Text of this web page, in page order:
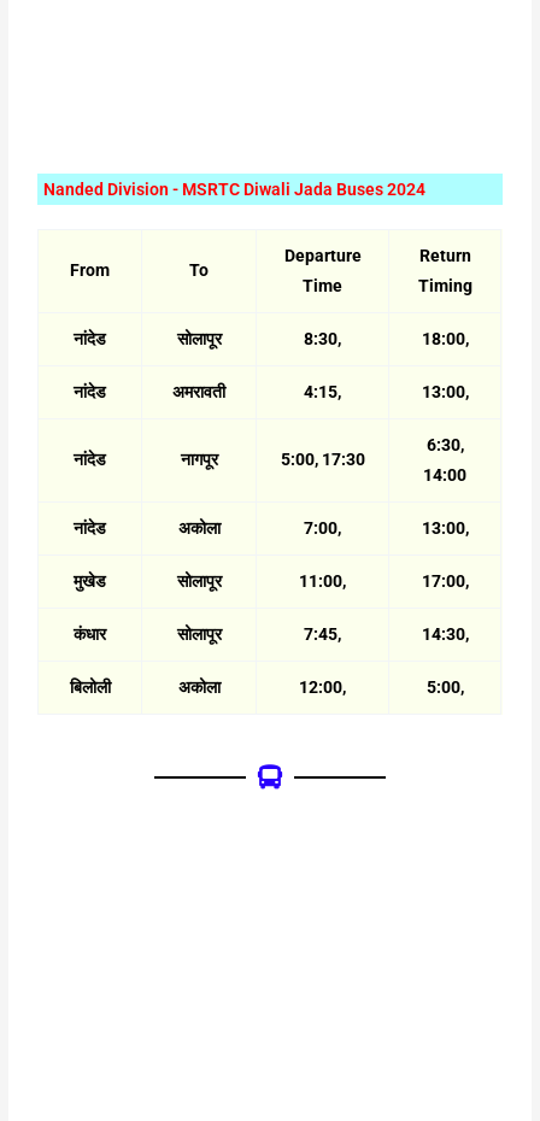
Nanded Division - MSRTC Diwali Jada Buses 2024
From To
Departure
Time
Return
Timing
नांदेड सोलापूर 8:30, 18:00,
नांदेड अमरावती 4:15, 13:00,
नांदेड नागपूर 5:00, 17:30
6:30,
14:00
नांदेड अकोला 7:00, 13:00,
मुखेड सोलापूर 11:00, 17:00,
कंधार सोलापूर 7:45, 14:30,
बिलोली अकोला 12:00, 5:00,